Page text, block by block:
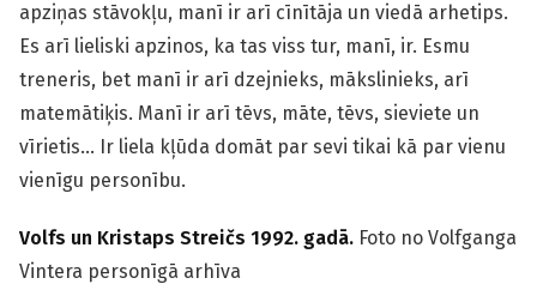
apziņas stāvokļu, manī ir arī cīnītāja un viedā arhetips.
Es arī lieliski apzinos, ka tas viss tur, manī, ir. Esmu
treneris, bet manī ir arī dzejnieks, mākslinieks, arī
matemātiķis. Manī ir arī tēvs, māte, tēvs, sieviete un
vīrietis… Ir liela kļūda domāt par sevi tikai kā par vienu
vienīgu personību.
Volfs un Kristaps Streičs 1992. gadā. Foto no Volfganga
Vintera personīgā arhīva